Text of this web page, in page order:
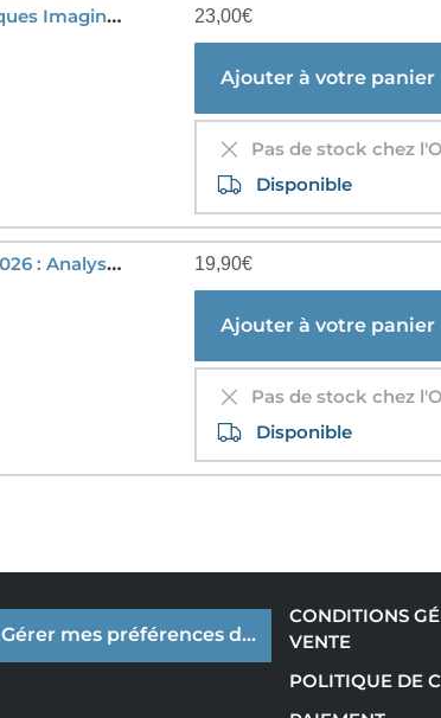
La Lecon Des Choses : Techniques Imaginaires De Daniel Defoe A Georges Simenon 23,00€
Ajouter à votre panier
Pas de stock chez
Disponible
Reussir Son Bac De Francais 2026 : Analyse Du Roman Robinson Crusoe De Daniel Defoe 19,90€
Ajouter à votre panier
Pas de stock chez
Disponible
Gérer mes préférences de cookies
CONDITIONS
VENTE
POLITIQUE DE